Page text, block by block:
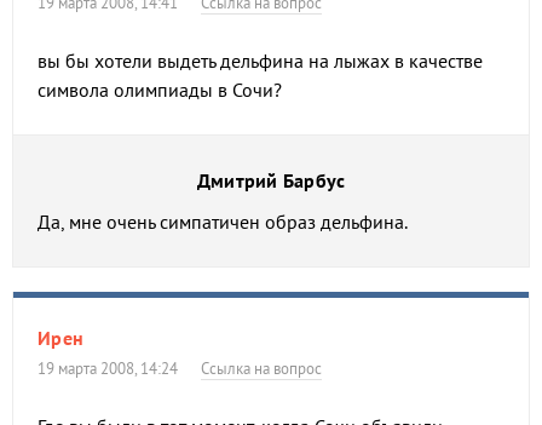
вы бы хотели выдеть дельфина на лыжах в качестве
символа олимпиады в Сочи?
Дмитрий Барбус
Да, мне очень симпатичен образ дельфина.
Ирен
19 марта 2008, 14:24 Ссылка на вопрос